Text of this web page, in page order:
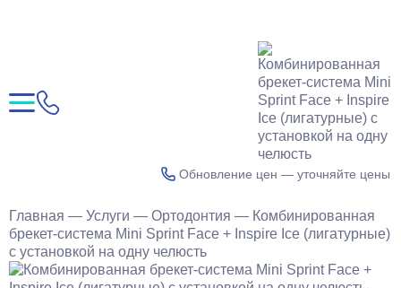
Обновление цен — уточняйте цены по
Главная — Услуги — Ортодонтия — Комбинированная
брекет-система Mini Sprint Face + Inspire Ice (лигатурные)
с установкой на одну челюсть